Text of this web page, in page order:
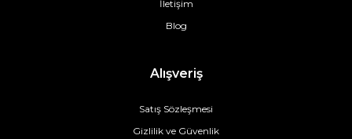
İletişim
Blog
Alışveriş
Satış Sözleşmesi
Gizlilik ve Güvenlik